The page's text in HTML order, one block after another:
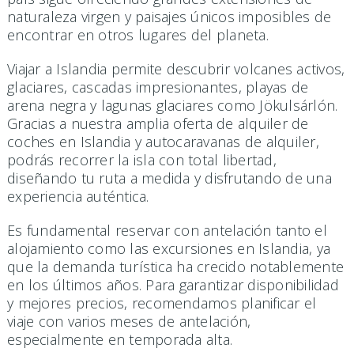
naturaleza virgen y paisajes únicos imposibles de
encontrar en otros lugares del planeta.
Viajar a Islandia permite descubrir volcanes activos,
glaciares, cascadas impresionantes, playas de
arena negra y lagunas glaciares como Jökulsárlón.
Gracias a nuestra amplia oferta de alquiler de
coches en Islandia y autocaravanas de alquiler,
podrás recorrer la isla con total libertad,
diseñando tu ruta a medida y disfrutando de una
experiencia auténtica.
Es fundamental reservar con antelación tanto el
alojamiento como las excursiones en Islandia, ya
que la demanda turística ha crecido notablemente
en los últimos años. Para garantizar disponibilidad
y mejores precios, recomendamos planificar el
viaje con varios meses de antelación,
especialmente en temporada alta.